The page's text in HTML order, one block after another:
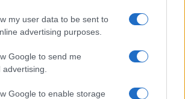
my user data to be sent to
advertising purposes.
Google to send me
Google to enable storage